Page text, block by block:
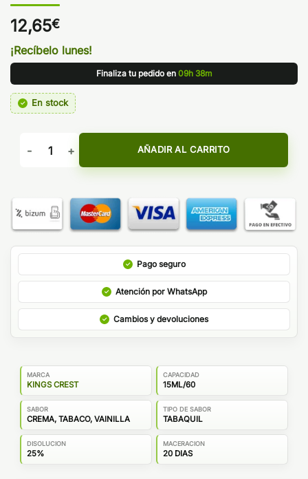
12,65€
¡Recíbelo lunes!
Finaliza tu pedido en 09h 38m
En stock
Aroma Tobacco Sweet 15ml/60 Longfill - Kings Crest
AÑADIR AL CARRITO
Pago seguro
Atención por WhatsApp
Cambios y devoluciones
MARCA
KINGS CREST
CAPACIDAD
15ML/60
SABOR
CREMA, TABACO, VAINILLA
TIPO DE SABOR
TABAQUIL
DISOLUCION
25%
MACERACION
20 DIAS